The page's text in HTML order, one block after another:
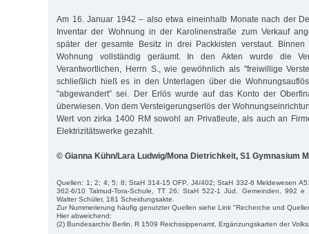
Am 16. Januar 1942 – also etwa eineinhalb Monate nach der
Inventar der Wohnung in der Karolinenstraße zum Verkauf
später der gesamte Besitz in drei Packkisten verstaut.
Wohnung vollständig geräumt. In den Akten wurde die
Verantwortlichen, Herrn S., wie gewöhnlich als "freiwillige
schließlich hieß es in den Unterlagen über die
"abgewandert” sei. Der Erlös wurde auf das Konto der
überwiesen. Von dem Versteigerungserlös der
Wert von zirka 1400 RM sowohl an Privatleute, als auch an
Elektrizitätswerke gezahlt.
© Gianna Kühn/Lara Ludwig/Mona Dietrichkeit, S1 Gymnasium
Quellen: 1; 2; 4; 5; 8; StaH 314-15 OFP, J4/402; StaH 332-8 Meldewesen
362-6/10 Talmud-Tora-Schule, TT 26; StaH 522-1 Jüd. Gemeinden, 992
Walter Schüler, 181 Scheidungsakte.
Zur Nummerierung häufig genutzter Quellen siehe Link "Recherche und
Hier abweichend:
(2) Bundesarchiv Berlin, R 1509 Reichssippenamt, Ergänzungskarten der